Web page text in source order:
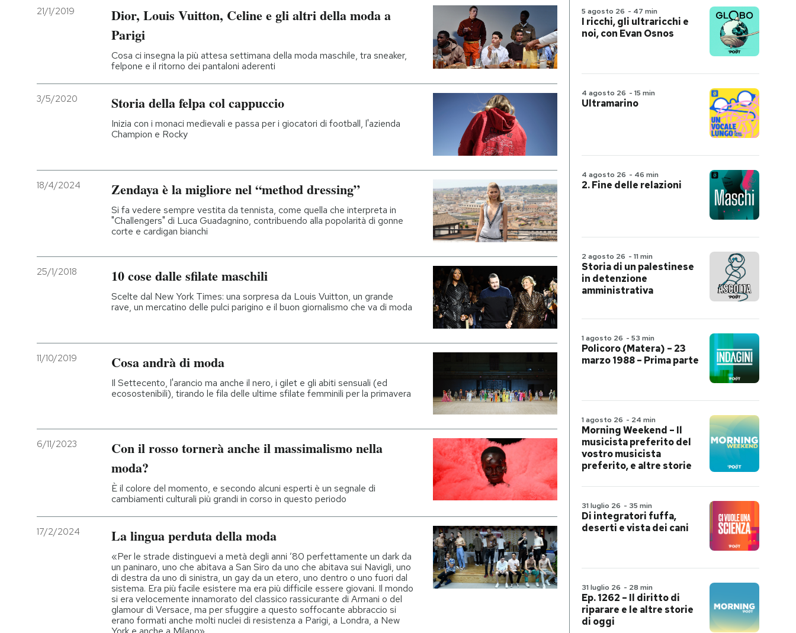
21/1/2019
Dior, Louis Vuitton, Celine e gli altri della moda a
Parigi
Cosa ci insegna la più attesa settimana della moda maschile, tra sneaker,
felpone e il ritorno dei pantaloni aderenti
3/5/2020 Storia della felpa col cappuccio
Inizia con i monaci medievali e passa per i giocatori di football, l'azienda
Champion e Rocky
18/4/2024 Zendaya è la migliore nel “method dressing”
Si fa vedere sempre vestita da tennista, come quella che interpreta in
"Challengers" di Luca Guadagnino, contribuendo alla popolarità di gonne
corte e cardigan bianchi
25/1/2018 10 cose dalle sfilate maschili
Scelte dal New York Times: una sorpresa da Louis Vuitton, un grande
rave, un mercatino delle pulci parigino e il buon giornalismo che va di moda
11/10/2019 Cosa andrà di moda
Il Settecento, l'arancio ma anche il nero, i gilet e gli abiti sensuali (ed
ecosostenibili), tirando le fila delle ultime sfilate femminili per la primavera
6/11/2023
Con il rosso tornerà anche il massimalismo nella
moda?
È il colore del momento, e secondo alcuni esperti è un segnale di
cambiamenti culturali più grandi in corso in questo periodo
17/2/2024 La lingua perduta della moda
«Per le strade distinguevi a metà degli anni ’80 perfettamente un dark da
un paninaro, uno che abitava a San Siro da uno che abitava sui Navigli, uno
di destra da uno di sinistra, un gay da un etero, uno dentro o uno fuori dal
sistema. Era più facile esistere ma era più difficile essere giovani. Il mondo
si era velocemente innamorato del classico rassicurante di Armani o del
glamour di Versace, ma per sfuggire a questo soffocante abbraccio si
erano formati anche molti nuclei di resistenza a Parigi, a Londra, a New
5 agosto 26 - 47 min
I ricchi, gli ultraricchi e
noi, con Evan Osnos
4 agosto 26 - 15 min
Ultramarino
4 agosto 26 - 46 min
2. Fine delle relazioni
2 agosto 26 - 11 min
Storia di un palestinese
in detenzione
amministrativa
1 agosto 26 - 53 min
Policoro (Matera) – 23
marzo 1988 – Prima parte
1 agosto 26 - 24 min
Morning Weekend – Il
musicista preferito del
vostro musicista
preferito, e altre storie
31 luglio 26 - 35 min
Di integratori fuffa,
deserti e vista dei cani
31 luglio 26 - 28 min
Ep. 1262 – Il diritto di
riparare e le altre storie
di oggi